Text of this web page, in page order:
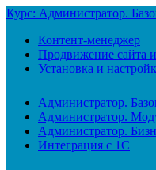
Курс: Администратор.
Контент-менеджер
Продвижение сайта
Установка и
Администратор.
Администратор.
Администратор.
Интеграция с 1С